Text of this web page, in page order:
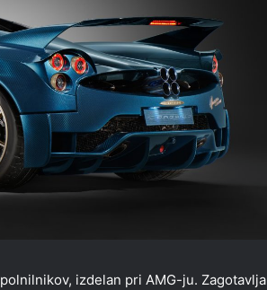
izdelan pri AMG-ju. Zagotavlja